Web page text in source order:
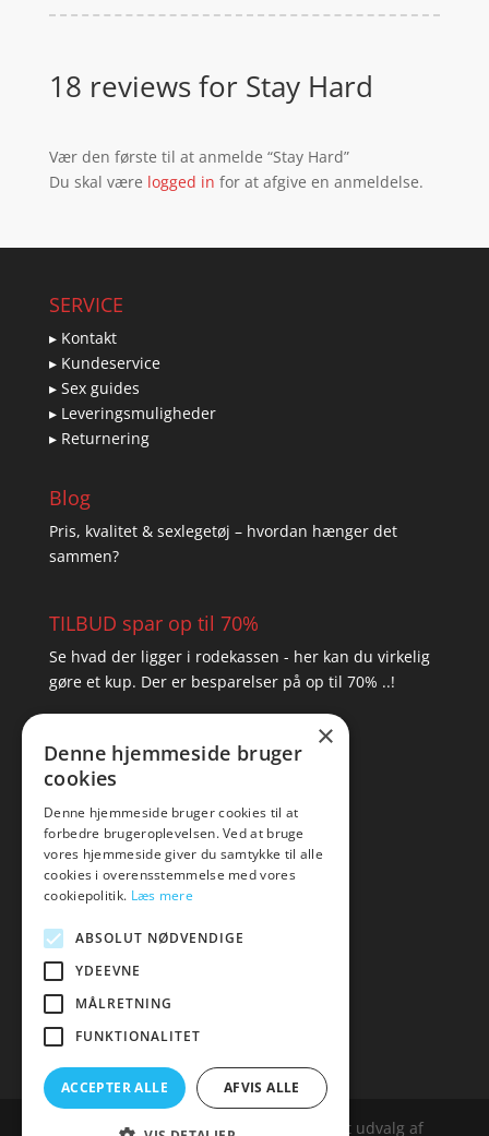
18 reviews for Stay Hard
Vær den første til at anmelde “Stay Hard”
Du skal være logged in for at afgive en anmeldelse.
SERVICE
▸ Kontakt
▸ Kundeservice
▸ Sex guides
▸ Leveringsmuligheder
▸ Returnering
Blog
Pris, kvalitet & sexlegetøj – hvordan hænger det
sammen?
TILBUD spar op til 70%
Se hvad der ligger i rodekassen - her kan du virkelig
gøre et kup. Der er besparelser på op til 70% ..!
Tlf: 7876 8672
Mail: hej@amare.dk
Amare.dk er siden, der samler et bredt udvalg af
×
Denne hjemmeside bruger
cookies
Denne hjemmeside bruger cookies til at
forbedre brugeroplevelsen. Ved at bruge
vores hjemmeside giver du samtykke til alle
cookies i overensstemmelse med vores
cookiepolitik. Læs mere
ABSOLUT NØDVENDIGE
YDEEVNE
MÅLRETNING
FUNKTIONALITET
ACCEPTER ALLE AFVIS ALLE